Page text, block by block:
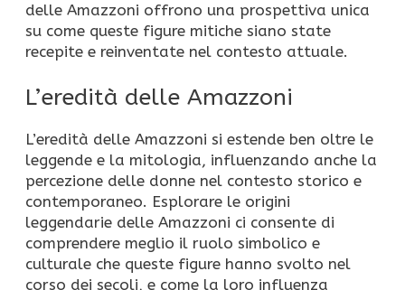
delle Amazzoni offrono una prospettiva unica
su come queste figure mitiche siano state
recepite e reinventate nel contesto attuale.
L’eredità delle Amazzoni
L’eredità delle Amazzoni si estende ben oltre le
leggende e la mitologia, influenzando anche la
percezione delle donne nel contesto storico e
contemporaneo. Esplorare le origini
leggendarie delle Amazzoni ci consente di
comprendere meglio il ruolo simbolico e
culturale che queste figure hanno svolto nel
corso dei secoli, e come la loro influenza